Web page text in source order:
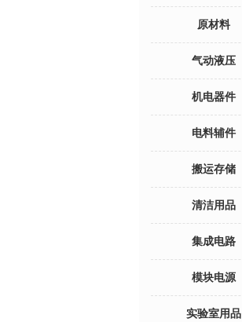
原材料
气动液压
机电器件
电料辅件
搬运存储
清洁用品
集成电路
模块电源
实验室用品